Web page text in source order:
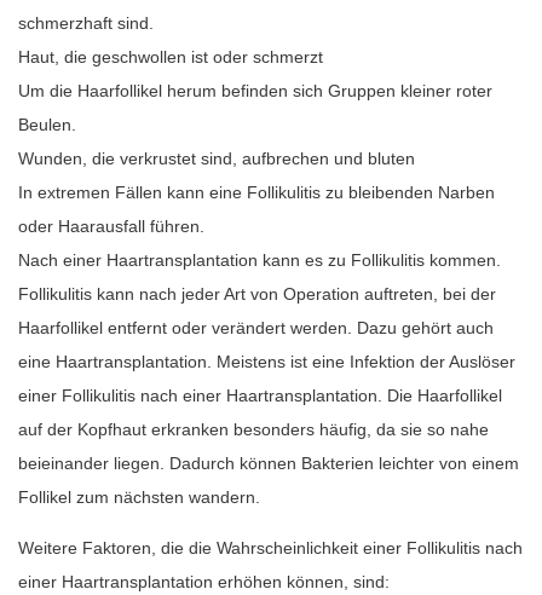
schmerzhaft sind.
Haut, die geschwollen ist oder schmerzt
Um die Haarfollikel herum befinden sich Gruppen kleiner roter
Beulen.
Wunden, die verkrustet sind, aufbrechen und bluten
In extremen Fällen kann eine Follikulitis zu bleibenden Narben
oder Haarausfall führen.
Nach einer Haartransplantation kann es zu Follikulitis kommen.
Follikulitis kann nach jeder Art von Operation auftreten, bei der
Haarfollikel entfernt oder verändert werden. Dazu gehört auch
eine Haartransplantation. Meistens ist eine Infektion der Auslöser
einer Follikulitis nach einer Haartransplantation. Die Haarfollikel
auf der Kopfhaut erkranken besonders häufig, da sie so nahe
beieinander liegen. Dadurch können Bakterien leichter von einem
Follikel zum nächsten wandern.
Weitere Faktoren, die die Wahrscheinlichkeit einer Follikulitis nach
einer Haartransplantation erhöhen können, sind: